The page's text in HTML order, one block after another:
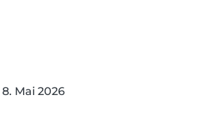
8. Mai 2026